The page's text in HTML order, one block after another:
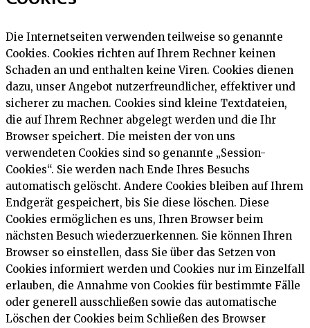
Die Internetseiten verwenden teilweise so genannte
Cookies. Cookies richten auf Ihrem Rechner keinen
Schaden an und enthalten keine Viren. Cookies dienen
dazu, unser Angebot nutzerfreundlicher, effektiver und
sicherer zu machen. Cookies sind kleine Textdateien,
die auf Ihrem Rechner abgelegt werden und die Ihr
Browser speichert. Die meisten der von uns
verwendeten Cookies sind so genannte „Session-
Cookies“. Sie werden nach Ende Ihres Besuchs
automatisch gelöscht. Andere Cookies bleiben auf Ihrem
Endgerät gespeichert, bis Sie diese löschen. Diese
Cookies ermöglichen es uns, Ihren Browser beim
nächsten Besuch wiederzuerkennen. Sie können Ihren
Browser so einstellen, dass Sie über das Setzen von
Cookies informiert werden und Cookies nur im Einzelfall
erlauben, die Annahme von Cookies für bestimmte Fälle
oder generell ausschließen sowie das automatische
Löschen der Cookies beim Schließen des Browser